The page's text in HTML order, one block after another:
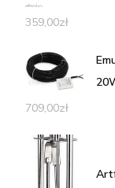
359,00zł
709,00zł